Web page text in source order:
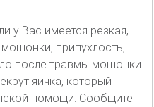
у Вас имеется резкая,
припухлость,
после травмы мошонки.
яичка, который
помощи. Сообщите